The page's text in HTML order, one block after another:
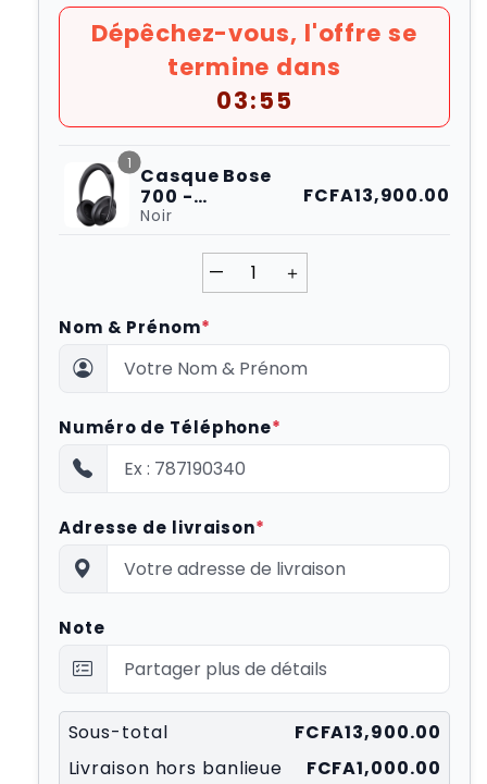
Dépêchez-vous, l'offre se
termine dans
03:54
1
Casque Bose
700 -
Réducteur de
Noir
FCFA13,900.00
— ＋
Nom & Prénom*
Numéro de Téléphone*
Adresse de livraison*
Note
Sous-total
FCFA13,900.00
Livraison hors banlieue
FCFA1,000.00